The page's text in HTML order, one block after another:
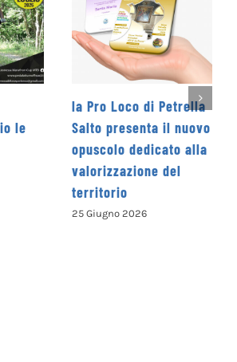
Petrella
il nuovo
alla
del
La Cooperativa Sociale
Levante promuove il 1°
Concorso Letterario
Nazionale
“Camminando tra le
parole” – COME